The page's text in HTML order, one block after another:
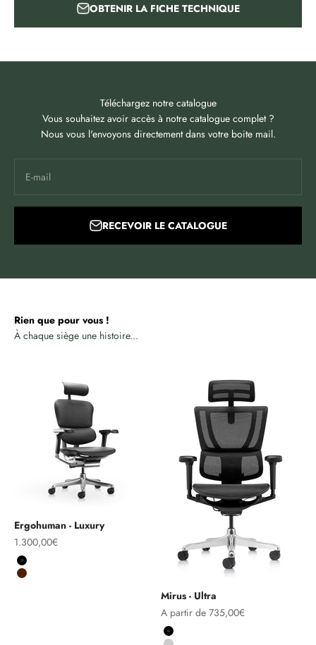
OBTENIR LA FICHE TECHNIQUE
Téléchargez notre catalogue
Vous souhaitez avoir accès à notre catalogue complet ?
Nous vous l'envoyons directement dans votre boite mail.
E-mail
RECEVOIR LE CATALOGUE
Rien que pour vous !
Ergohuman - Luxury
Prix de vente
1.300,00€
Noir
Marron
Mirus - Ultra
Prix de vente
A partir de 735,00€
Noir